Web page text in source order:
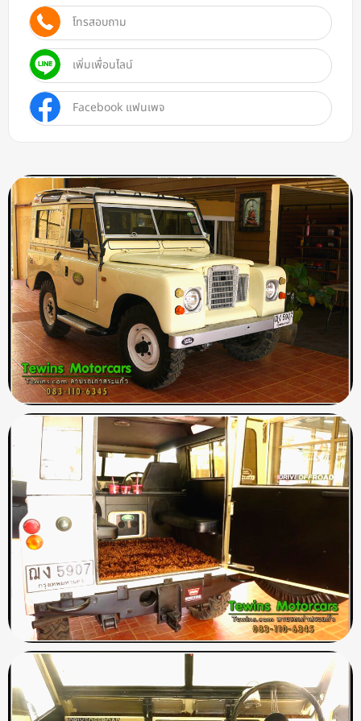
โทรสอบถาม
เพิ่มเพื่อนไลน์
Facebook แฟนเพจ